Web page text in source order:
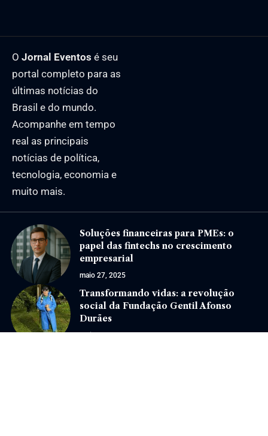
O Jornal Eventos é seu
portal completo para as
últimas notícias do
Brasil e do mundo.
Acompanhe em tempo
real as principais
notícias de política,
tecnologia, economia e
muito mais.
Soluções financeiras para PMEs: o
papel das fintechs no crescimento
empresarial
maio 27, 2025
Transformando vidas: a revolução
social da Fundação Gentil Afonso
Durães